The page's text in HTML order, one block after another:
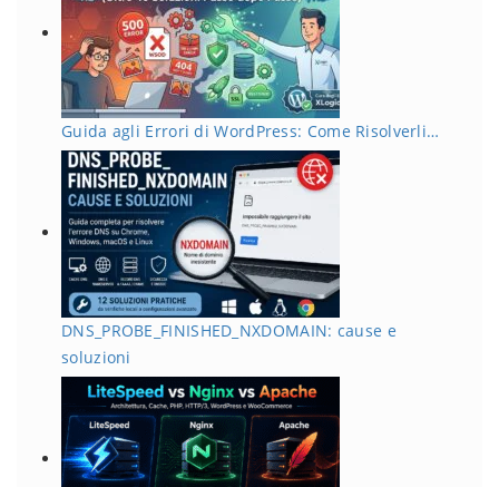
Guida agli Errori di WordPress: Come Risolverli…
DNS_PROBE_FINISHED_NXDOMAIN: cause e
soluzioni